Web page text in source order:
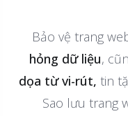
Bảo vệ trang
hỏng dữ liệu,
dọa từ vi-rút, tin
Sao lưu trang